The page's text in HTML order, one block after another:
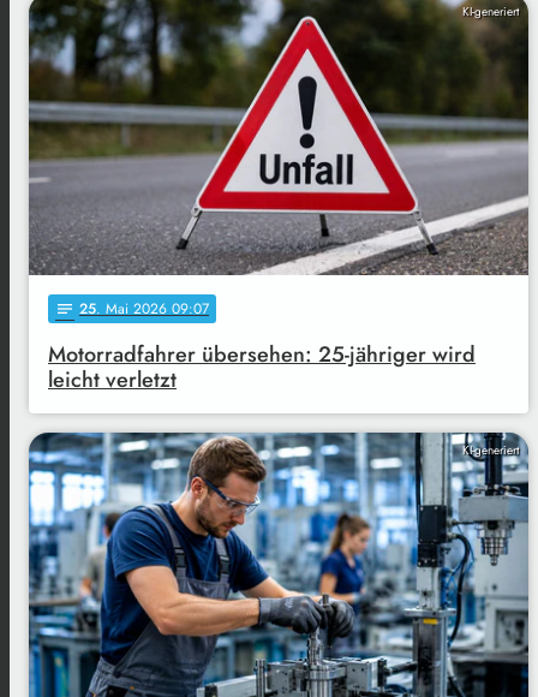
KI-generiert
notes 25. Mai 2026 09:07
Motorradfahrer übersehen: 25-jähriger wird
leicht verletzt
KI-generiert